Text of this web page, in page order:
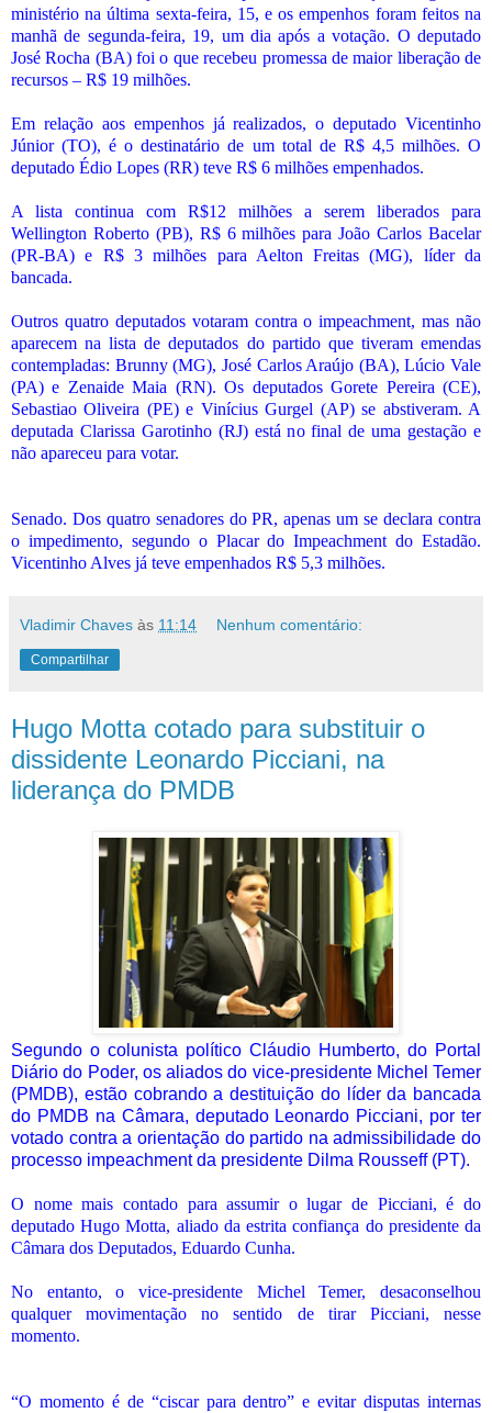
ministério na última sexta-feira, 15, e os empenhos foram feitos na
manhã de segunda-feira, 19, um dia após a votação. O deputado
José Rocha (BA) foi o que recebeu promessa de maior liberação de
recursos – R$ 19 milhões.
Em relação aos empenhos já realizados, o deputado Vicentinho
Júnior (TO), é o destinatário de um total de R$ 4,5 milhões. O
deputado Édio Lopes (RR) teve R$ 6 milhões empenhados.
A lista continua com R$12 milhões a serem liberados para
Wellington Roberto (PB), R$ 6 milhões para João Carlos Bacelar
(PR-BA) e R$ 3 milhões para Aelton Freitas (MG), líder da
bancada.
Outros quatro deputados votaram contra o impeachment, mas não
aparecem na lista de deputados do partido que tiveram emendas
contempladas: Brunny (MG), José Carlos Araújo (BA), Lúcio Vale
(PA) e Zenaide Maia (RN). Os deputados Gorete Pereira (CE),
Sebastiao Oliveira (PE) e Vinícius Gurgel (AP) se abstiveram. A
deputada Clarissa Garotinho (RJ) está no final de uma gestação e
não apareceu para votar.
Senado. Dos quatro senadores do PR, apenas um se declara contra
o impedimento, segundo o Placar do Impeachment do Estadão.
Vicentinho Alves já teve empenhados R$ 5,3 milhões.
Vladimir Chaves às 11:14 Nenhum comentário:
Compartilhar
Hugo Motta cotado para substituir o
dissidente Leonardo Picciani, na
liderança do PMDB
Segundo o colunista político Cláudio Humberto, do Portal
Diário do Poder, os aliados do vice-presidente Michel Temer
(PMDB), estão cobrando a destituição do líder da bancada
do PMDB na Câmara, deputado Leonardo Picciani, por ter
votado contra a orientação do partido na admissibilidade do
processo impeachment da presidente Dilma Rousseff (PT).
O nome mais contado para assumir o lugar de Picciani, é do
deputado Hugo Motta, aliado da estrita confiança do presidente da
Câmara dos Deputados, Eduardo Cunha.
No entanto, o vice-presidente Michel Temer, desaconselhou
qualquer movimentação no sentido de tirar Picciani, nesse
momento.
“O momento é de “ciscar para dentro” e evitar disputas internas